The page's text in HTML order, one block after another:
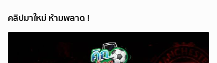
คลิปมาใหม่ ห้ามพลาด !